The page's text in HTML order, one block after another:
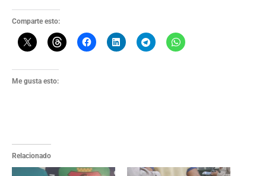
Comparte esto:
Me gusta esto:
Relacionado